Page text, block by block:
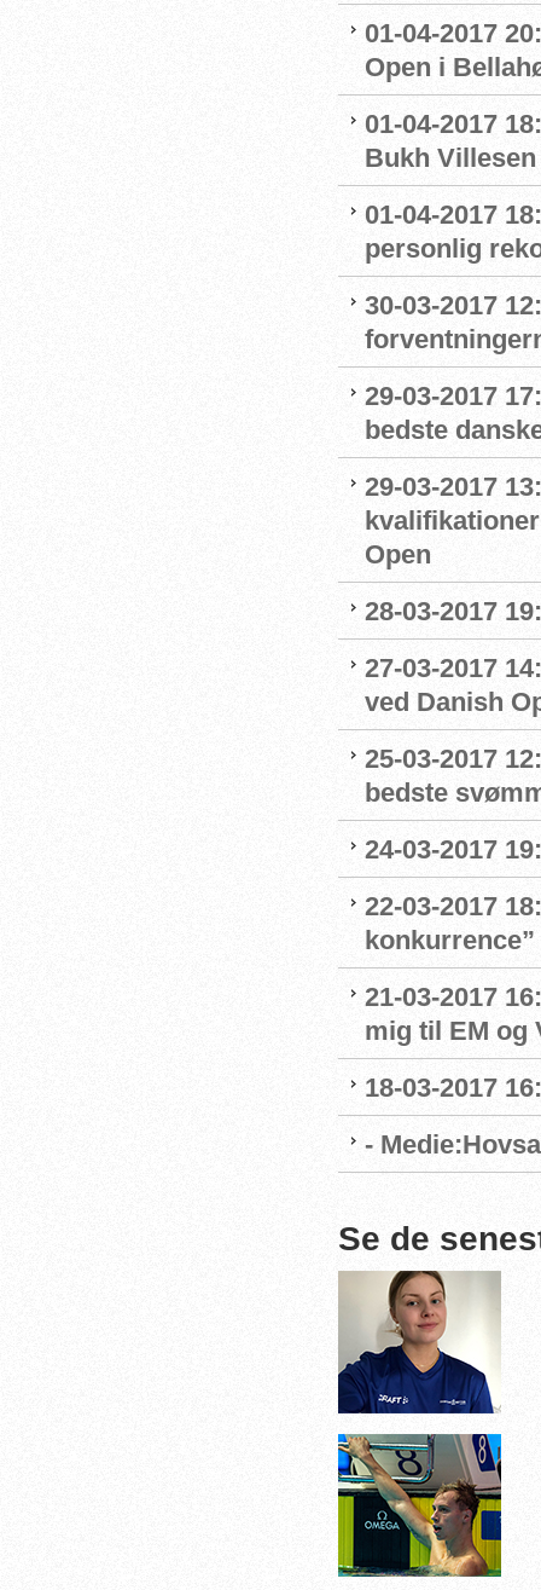
01-04-2017
Open i
01-04-2017
Bukh
01-04-2017
personlig
30-03-2017
29-03-2017
bedste
29-03-2017
Open
28-03-2017
27-03-2017
ved Danish
25-03-2017
bedste
24-03-2017
22-03-2017
konkurrence”
21-03-2017
mig til EM og
18-03-2017
-
Se de